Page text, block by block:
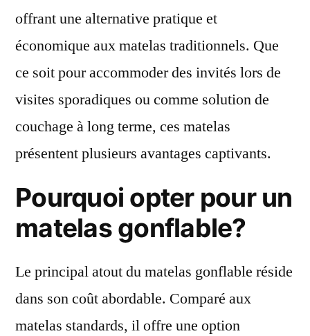
offrant une alternative pratique et
économique aux matelas traditionnels. Que
ce soit pour accommoder des invités lors de
visites sporadiques ou comme solution de
couchage à long terme, ces matelas
présentent plusieurs avantages captivants.
Pourquoi opter pour un
matelas gonflable?
Le principal atout du matelas gonflable réside
dans son coût abordable. Comparé aux
matelas standards, il offre une option